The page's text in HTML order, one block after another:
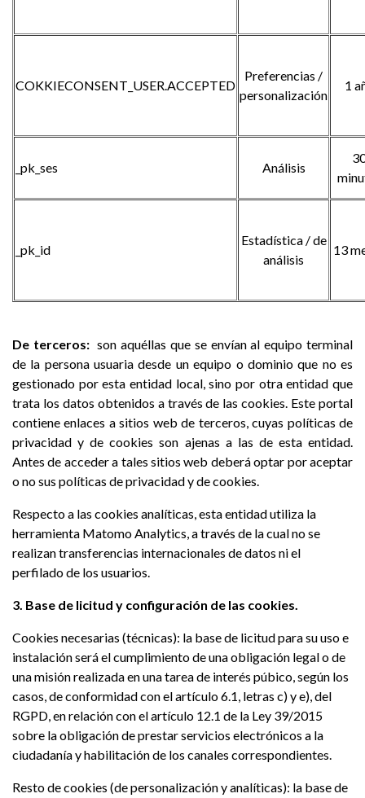
COKKIECONSENT_USER.ACCEPTED
Preferencias /
personalización
1
_pk_ses Análisis
_pk_id
Estadística / de
análisis
13
De terceros: son aquéllas que se envían al equipo terminal
de la persona usuaria desde un equipo o dominio que no es
gestionado por esta entidad local, sino por otra entidad que
trata los datos obtenidos a través de las cookies. Este portal
contiene enlaces a sitios web de terceros, cuyas políticas de
privacidad y de cookies son ajenas a las de esta entidad.
Antes de acceder a tales sitios web deberá optar por aceptar
o no sus políticas de privacidad y de cookies.
Respecto a las cookies analíticas, esta entidad utiliza la
herramienta Matomo Analytics, a través de la cual no se
realizan transferencias internacionales de datos ni el
perfilado de los usuarios.
3. Base de licitud y configuración de las cookies.
Cookies necesarias (técnicas): la base de licitud para su uso e
instalación será el cumplimiento de una obligación legal o de
una misión realizada en una tarea de interés púbico, según los
casos, de conformidad con el artículo 6.1, letras c) y e), del
RGPD, en relación con el artículo 12.1 de la Ley 39/2015
sobre la obligación de prestar servicios electrónicos a la
ciudadanía y habilitación de los canales correspondientes.
Resto de cookies (de personalización y analíticas): la base de